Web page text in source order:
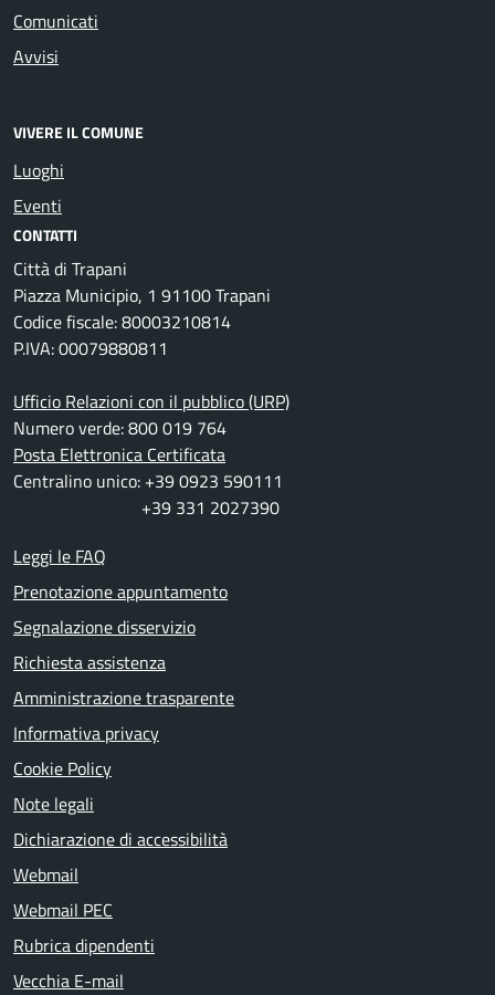
Comunicati
Avvisi
VIVERE IL COMUNE
Luoghi
Eventi
CONTATTI
Città di Trapani
Piazza Municipio, 1 91100 Trapani
Codice fiscale: 80003210814
P.IVA: 00079880811
Ufficio Relazioni con il pubblico (URP)
Numero verde: 800 019 764
Posta Elettronica Certificata
Centralino unico: +39 0923 590111
+39 331 2027390
Leggi le FAQ
Prenotazione appuntamento
Segnalazione disservizio
Richiesta assistenza
Amministrazione trasparente
Informativa privacy
Cookie Policy
Note legali
Dichiarazione di accessibilità
Webmail
Webmail PEC
Rubrica dipendenti
Vecchia E-mail